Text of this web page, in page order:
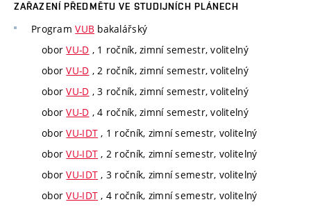
ZAŘAZENÍ PŘEDMĚTU VE STUDIJNÍCH PLÁNECH
ProgramVUB bakalářský
oborVU-D , 1 ročník, zimní semestr, volitelný
oborVU-D , 2 ročník, zimní semestr, volitelný
oborVU-D , 3 ročník, zimní semestr, volitelný
oborVU-D , 4 ročník, zimní semestr, volitelný
oborVU-IDT , 1 ročník, zimní semestr, volitelný
oborVU-IDT , 2 ročník, zimní semestr, volitelný
oborVU-IDT , 3 ročník, zimní semestr, volitelný
oborVU-IDT , 4 ročník, zimní semestr, volitelný